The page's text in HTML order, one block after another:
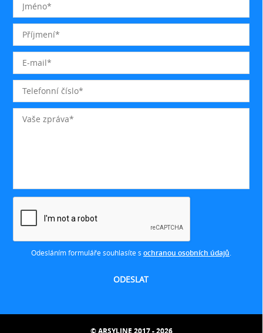
Odesláním formuláře souhlasíte s ochranou osobních údajů
© ARSYLINE 2017 - 2026